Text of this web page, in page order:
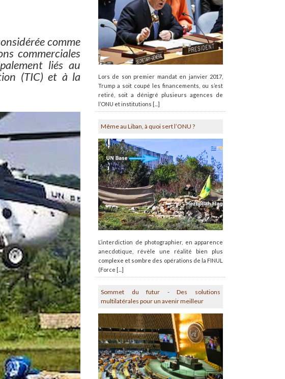
comme
commerciales
liés au
(TIC) et à la
Lors de son premier mandat en janvier 2017,
Trump a soit coupé les financements, ou s’est
retiré, soit a dénigré plusieurs agences de
l’ONU et institutions [...]
Même au Liban, à quoi sert l’ONU ?
L’interdiction de photographier, en apparence
anecdotique, révèle une réalité bien plus
complexe et sombre des opérations de la FINUL
(Force [...]
Sommet du futur - Des solutions
multilatérales pour un avenir meilleur